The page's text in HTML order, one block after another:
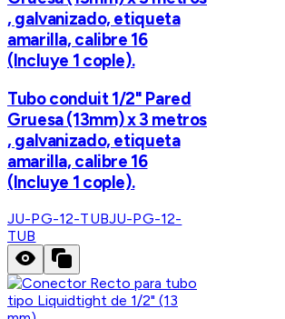
, galvanizado, etiqueta
amarilla, calibre 16
(Incluye 1 cople).
Tubo conduit 1/2" Pared
Gruesa (13mm) x 3 metros
, galvanizado, etiqueta
amarilla, calibre 16
(Incluye 1 cople).
JU-PG-12-TUBJU-PG-12-
TUB